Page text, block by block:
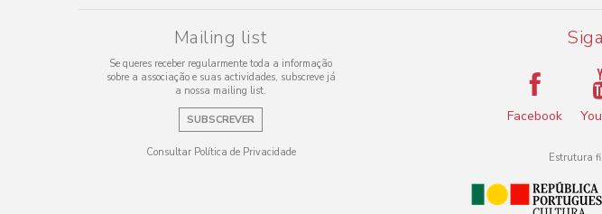
Mailing list
Se queres receber regularmente toda a informação
sobre a associação e suas actividades, subscreve já
a nossa mailing list.
SUBSCREVER
Consultar Política de Privacidade
Facebook
Estrutura